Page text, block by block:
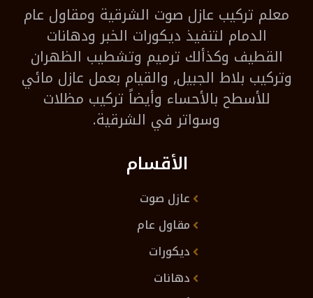
معلم تركيب عازل صوت الشرقية ومقاول عام
الدمام لتنفيذ ديكورات الخبر ودهانات
القطيف وكذألك ترميم وتشطيب الظهران
وتركيب بلاط الجبيل, والقيام بعمل عازل مائي
للأسطح بالأحساء وأيضاً تركيب مظلات
وسواتر في الشرقية.
الأقسام
عازل صوت
مقاول عام
ديكورات
دهانات